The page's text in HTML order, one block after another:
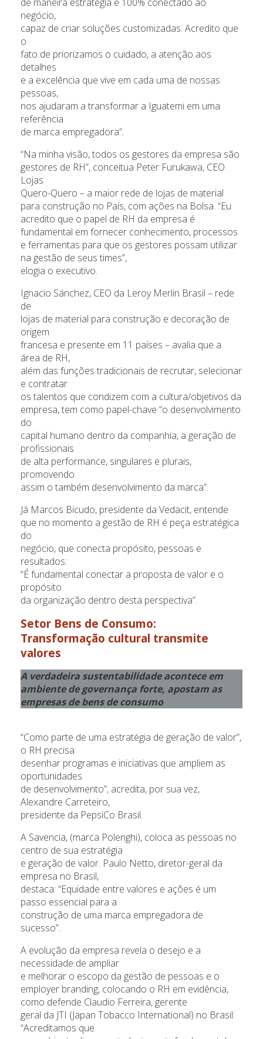
negócio,
capaz de criar soluções customizadas. Acredito que
o
fato de priorizamos o cuidado, a atenção aos
detalhes
e a excelência que vive em cada uma de nossas
pessoas,
nos ajudaram a transformar a Iguatemi em uma
referência
de marca empregadora”.
“Na minha visão, todos os gestores da empresa são
gestores de RH”, conceitua Peter Furukawa, CEO
Lojas
Quero-Quero – a maior rede de lojas de material
para construção no País, com ações na Bolsa. “Eu
acredito que o papel de RH da empresa é
fundamental em fornecer conhecimento, processos
e ferramentas para que os gestores possam utilizar
na gestão de seus times”,
elogia o executivo.
Ignacio Sánchez, CEO da Leroy Merlin Brasil – rede
de
lojas de material para construção e decoração de
origem
francesa e presente em 11 países – avalia que a
área de RH,
além das funções tradicionais de recrutar, selecionar
e contratar
os talentos que condizem com a cultura/objetivos da
empresa, tem como papel-chave “o desenvolvimento
do
capital humano dentro da companhia, a geração de
profissionais
de alta performance, singulares e plurais,
promovendo
assim o também desenvolvimento da marca”.
Já Marcos Bicudo, presidente da Vedacit, entende
que no momento a gestão de RH é peça estratégica
do
negócio, que conecta propósito, pessoas e
resultados:
“É fundamental conectar a proposta de valor e o
propósito
da organização dentro desta perspectiva”.
Setor Bens de Consumo:
Transformação cultural transmite
valores
A verdadeira sustentabilidade acontece em
ambiente de governança forte, apostam as
empresas de bens de consumo
“Como parte de uma estratégia de geração de valor”,
o RH precisa
desenhar programas e iniciativas que ampliem as
oportunidades
de desenvolvimento”, acredita, por sua vez,
Alexandre Carreteiro,
presidente da PepsiCo Brasil.
A Savencia, (marca Polenghi), coloca as pessoas no
centro de sua estratégia
e geração de valor. Paulo Netto, diretor-geral da
empresa no Brasil,
destaca: “Equidade entre valores e ações é um
passo essencial para a
construção de uma marca empregadora de
sucesso”.
A evolução da empresa revela o desejo e a
necessidade de ampliar
e melhorar o escopo da gestão de pessoas e o
employer branding, colocando o RH em evidência,
como defende Claudio Ferreira, gerente
geral da JTI (Japan Tobacco International) no Brasil:
“Acreditamos que